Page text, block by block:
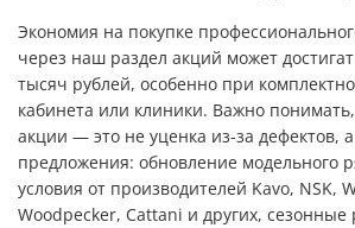
Экономия на покупке
через наш раздел акций может
тысяч рублей, особенно при
кабинета или клиники. Важно
акции — это не уценка из-за дефектов,
предложения: обновление модельного
условия от производителей Kavo, NSK,
Woodpecker, Cattani и других,